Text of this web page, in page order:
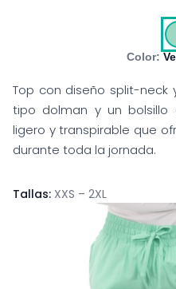
Color:
Top con diseño split-neck
tipo dolman y un bolsillo
ligero y transpirable que
durante toda la jornada.
Tallas: XXS – 2XL